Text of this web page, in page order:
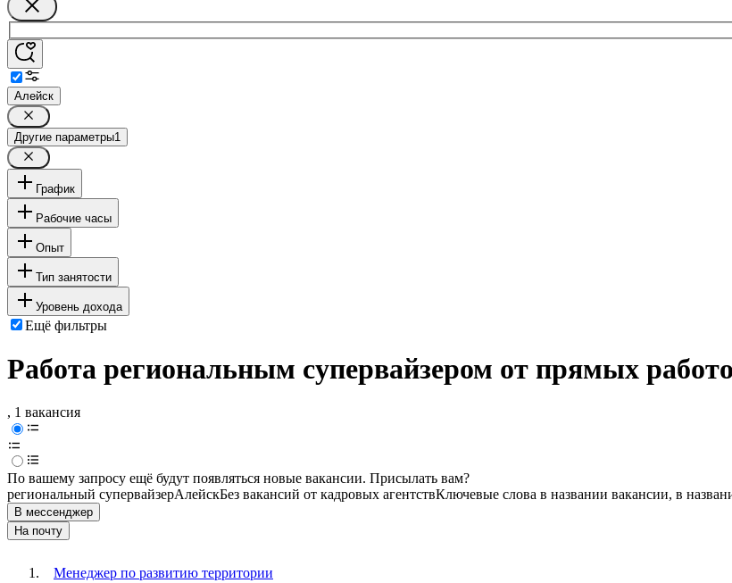
Алейск
Другие параметры1
График
Рабочие часы
Опыт
Тип занятости
Уровень дохода
Ещё фильтры
Работа региональным супервайзером от прямых
, 1 вакансия
По вашему запросу ещё будут появляться новые вакансии. Присылать вам?
региональный супервайзерАлейскБез вакансий от кадровых агентствКлючевые слова в названии вакансии, в
В мессенджер
На почту
Менеджер по развитию территории